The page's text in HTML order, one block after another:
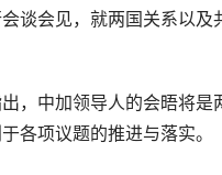
谈会见，就两国关系以
，中加领导人的会晤将
各项议题的推进与落实。